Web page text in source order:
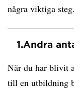
några viktiga steg.
1.Andra
När du har blivit
till en utbildning